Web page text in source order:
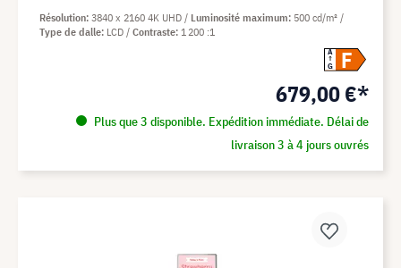
A
G
F
679,00 €*
Plus que 3 disponible. Expédition immédiate. Délai de
livraison 3 à 4 jours ouvrés
Résolution 3840 x 2160 4K UHD Luminosité maximum 500 cd/m²
Type de dalle LCD Contraste 1 200 :1